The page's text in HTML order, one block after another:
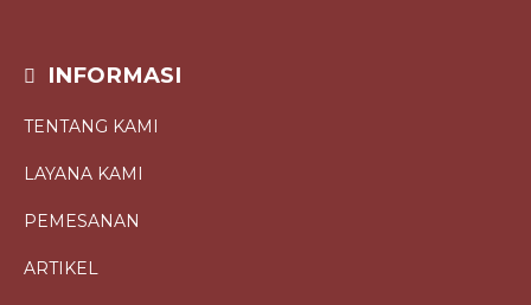
INFORMASI
TENTANG KAMI
LAYANA KAMI
PEMESANAN
ARTIKEL